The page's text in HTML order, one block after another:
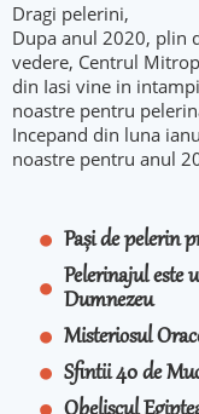
Dragi pelerini,
Dupa anul 2020, plin
vedere, Centrul
din Iasi vine in
noastre pentru
Incepand din luna
noastre pentru anul
Pași de pelerin
Pelerinajul este
Dumnezeu
Misteriosul
Sfintii 40 de